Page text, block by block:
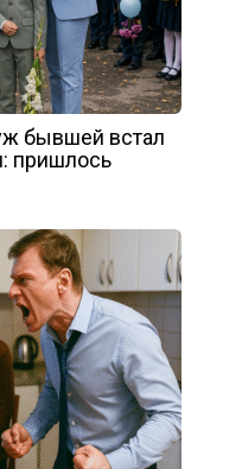
бывшей встал
пришлось